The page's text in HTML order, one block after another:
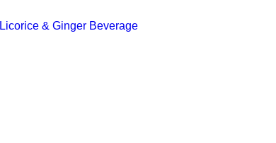
Licorice & Ginger Beverage